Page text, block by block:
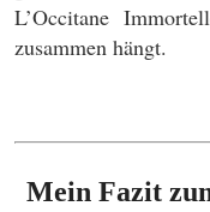
L’Occitane
zusammen hängt.
Mein Fazit